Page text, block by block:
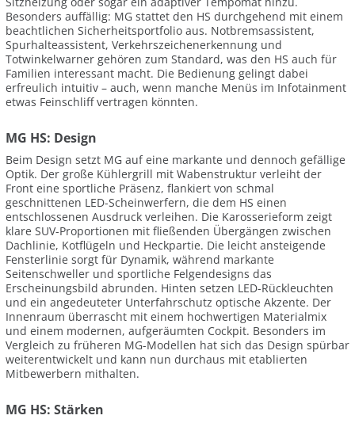
Besonders auffällig: MG stattet den HS durchgehend mit einem
beachtlichen Sicherheitsportfolio aus. Notbremsassistent,
Spurhalteassistent, Verkehrszeichenerkennung und
Totwinkelwarner gehören zum Standard, was den HS auch für
Familien interessant macht. Die Bedienung gelingt dabei
erfreulich intuitiv – auch, wenn manche Menüs im Infotainment
etwas Feinschliff vertragen könnten.
MG HS: Design
Beim Design setzt MG auf eine markante und dennoch gefällige
Optik. Der große Kühlergrill mit Wabenstruktur verleiht der
Front eine sportliche Präsenz, flankiert von schmal
geschnittenen LED-Scheinwerfern, die dem HS einen
entschlossenen Ausdruck verleihen. Die Karosserieform zeigt
klare SUV-Proportionen mit fließenden Übergängen zwischen
Dachlinie, Kotflügeln und Heckpartie. Die leicht ansteigende
Fensterlinie sorgt für Dynamik, während markante
Seitenschweller und sportliche Felgendesigns das
Erscheinungsbild abrunden. Hinten setzen LED-Rückleuchten
und ein angedeuteter Unterfahrschutz optische Akzente. Der
Innenraum überrascht mit einem hochwertigen Materialmix
und einem modernen, aufgeräumten Cockpit. Besonders im
Vergleich zu früheren MG-Modellen hat sich das Design spürbar
weiterentwickelt und kann nun durchaus mit etablierten
Mitbewerbern mithalten.
MG HS: Stärken